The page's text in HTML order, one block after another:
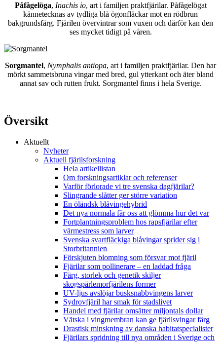
Påfågelöga, Inachis io, art i familjen praktfjärilar. Påfågelögat
kännetecknas av tydliga blå ögonfläckar mot en rödbrun
bakgrundsfärg. Fjärilen övervintrar som vuxen och därför kan den
ses mycket tidigt på våren.
Sorgmantel, Nymphalis antiopa, art i familjen praktfjärilar. Den har
mörkt sammetsbruna vingar med bred, gul ytterkant och äter bland
annat sav och rutten frukt. Sorgmantel finns i hela Sverige.
Översikt
Aktuellt
Nyheter
Aktuell fjärilsforskning
Hela artikellistan
Om forskningsartiklar och referenser
Varför förlorade vi tre svenska dagfjärilar?
Slingrande slåtter ger större variation
En öländsk blåvingehybrid
Det nya normala får oss att glömma hur det var
Fortplantningsproblem hos rapsfjärilar efter
värmestress som larver
Svenska svartfläckiga blåvingar sprider sig i
Storbritannien
Förskjuten blomning som försvar mot fjäril
Fjärilar som pollinerare – en laddad fråga
Färg, storlek och genetik skiljer
skogspärlemorfjärilens former
UV-ljus avslöjar busksnabbvingens larver
Sydrovfjäril har smak för stadslivet
Handel med fjärilar omsätter miljontals dollar
Vätska i vingmembran kan ge fjärilsvingar färg
Drastisk minskning av danska habitatspecialister
Fjärilars spridning till nya områden i Sverige och